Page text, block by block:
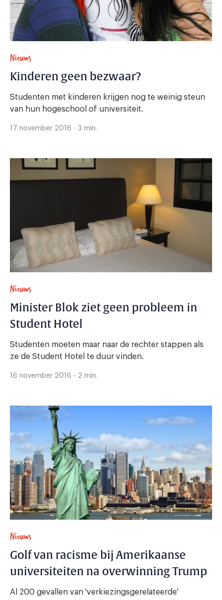
Nieuws
Kinderen geen bezwaar?
Studenten met kinderen krijgen nog te weinig steun
van hun hogeschool of universiteit.
17 november 2016 - 3 min.
Nieuws
Minister Blok ziet geen probleem in
Student Hotel
Studenten moeten maar naar de rechter stappen als
ze de Student Hotel te duur vinden.
16 november 2016 - 2 min.
Nieuws
Golf van racisme bij Amerikaanse
universiteiten na overwinning Trump
Al 200 gevallen van 'verkiezingsgerelateerde'